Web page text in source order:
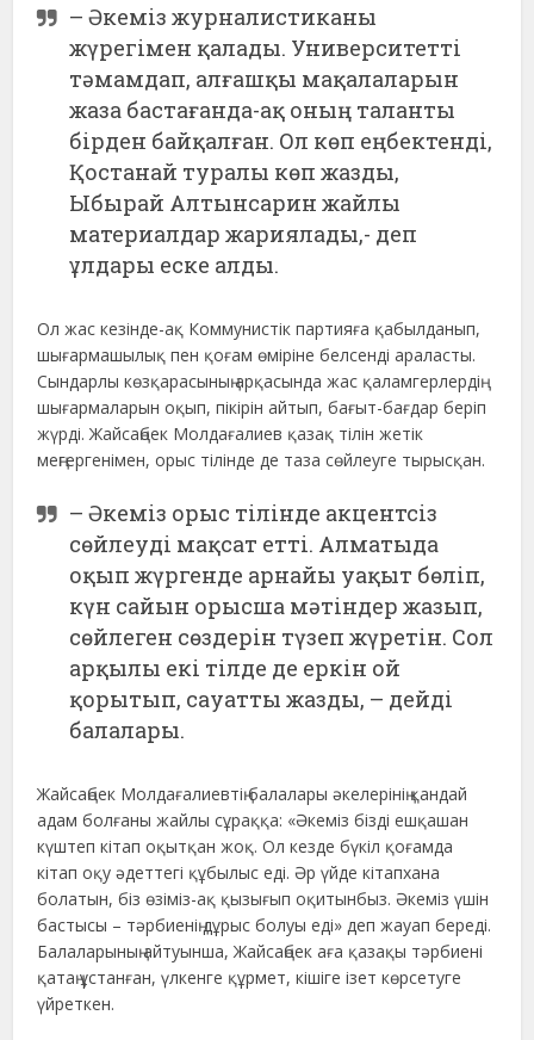
– Әкеміз журналистиканы
жүрегімен қалады. Университетті
тәмамдап, алғашқы мақалаларын
жаза бастағанда-ақ оның таланты
бірден байқалған. Ол көп еңбектенді,
Қостанай туралы көп жазды,
Ыбырай Алтынсарин жайлы
материалдар жариялады,- деп
ұлдары еске алды.
Ол жас кезінде-ақ Коммунистік партияға қабылданып,
шығармашылық пен қоғам өміріне белсенді араласты.
Сындарлы көзқарасының арқасында жас қаламгерлердің
шығармаларын оқып, пікірін айтып, бағыт-бағдар беріп
жүрді. Жайсаңбек Молдағалиев қазақ тілін жетік
меңгергенімен, орыс тілінде де таза сөйлеуге тырысқан.
– Әкеміз орыс тілінде акцентсіз
сөйлеуді мақсат етті. Алматыда
оқып жүргенде арнайы уақыт бөліп,
күн сайын орысша мәтіндер жазып,
сөйлеген сөздерін түзеп жүретін. Сол
арқылы екі тілде де еркін ой
қорытып, сауатты жазды, – дейді
балалары.
Жайсаңбек Молдағалиевтің балалары әкелерінің қандай
адам болғаны жайлы сұраққа: «Әкеміз бізді ешқашан
күштеп кітап оқытқан жоқ. Ол кезде бүкіл қоғамда
кітап оқу әдеттегі құбылыс еді. Әр үйде кітапхана
болатын, біз өзіміз-ақ қызығып оқитынбыз. Әкеміз үшін
бастысы – тәрбиенің дұрыс болуы еді» деп жауап береді.
Балаларының айтуынша, Жайсаңбек аға қазақы тәрбиені
қатаң ұстанған, үлкенге құрмет, кішіге ізет көрсетуге
үйреткен.